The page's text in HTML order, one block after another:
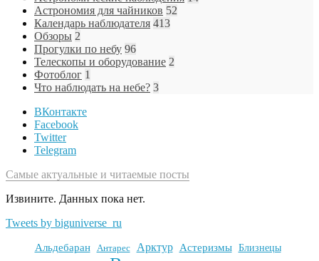
Астрономия для чайников 52
Календарь наблюдателя 413
Обзоры 2
Прогулки по небу 96
Телескопы и оборудование 2
Фотоблог 1
Что наблюдать на небе? 3
ВКонтакте
Facebook
Twitter
Telegram
Самые актуальные и читаемые посты
Извините. Данных пока нет.
Tweets by biguniverse_ru
Альдебаран Антарес Арктур Астеризмы
Близнецы